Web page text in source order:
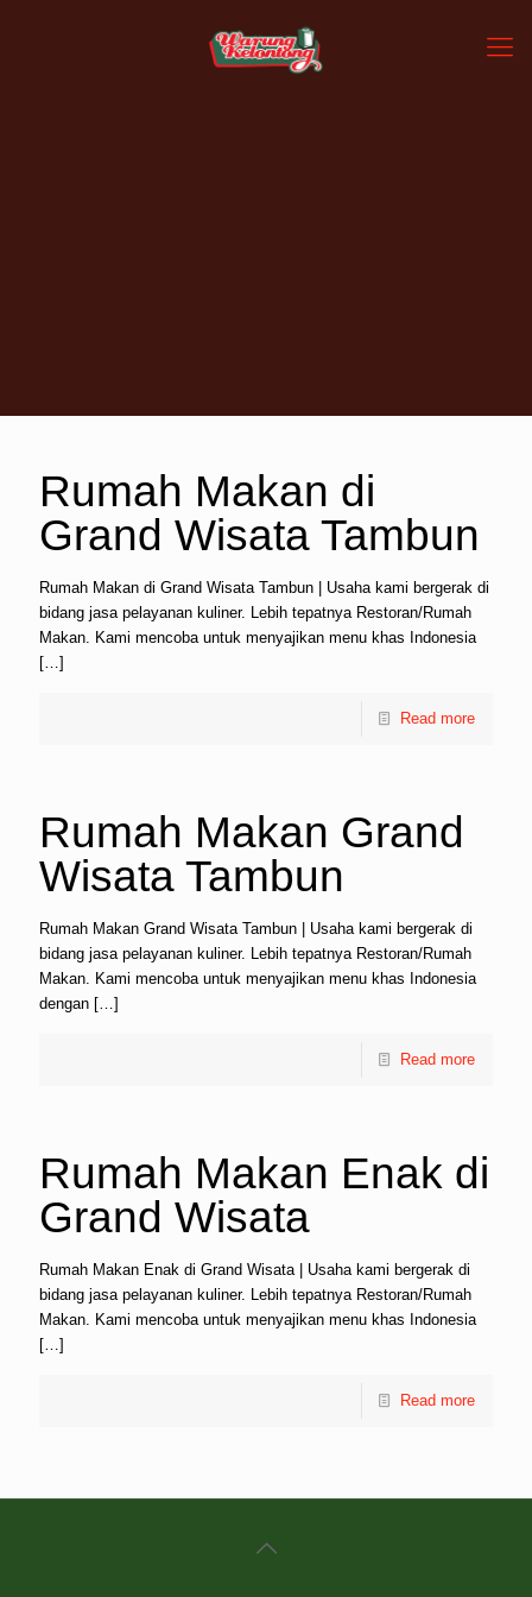
Rumah Makan di
Grand Wisata Tambun
Rumah Makan di Grand Wisata Tambun | Usaha kami bergerak di
bidang jasa pelayanan kuliner. Lebih tepatnya Restoran/Rumah
Makan. Kami mencoba untuk menyajikan menu khas Indonesia
[…]
Read more
Rumah Makan Grand
Wisata Tambun
Rumah Makan Grand Wisata Tambun | Usaha kami bergerak di
bidang jasa pelayanan kuliner. Lebih tepatnya Restoran/Rumah
Makan. Kami mencoba untuk menyajikan menu khas Indonesia
dengan […]
Read more
Rumah Makan Enak di
Grand Wisata
Rumah Makan Enak di Grand Wisata | Usaha kami bergerak di
bidang jasa pelayanan kuliner. Lebih tepatnya Restoran/Rumah
Makan. Kami mencoba untuk menyajikan menu khas Indonesia
[…]
Read more